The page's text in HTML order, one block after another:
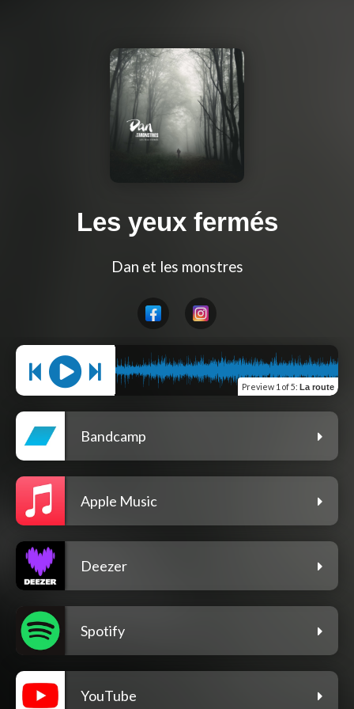
Les yeux fermés
Dan et les monstres
Preview 1 of 5: La route
Bandcamp
Apple Music
Deezer
Spotify
YouTube